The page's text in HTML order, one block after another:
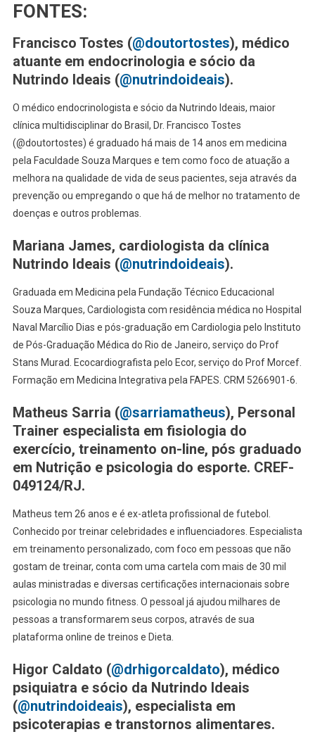
FONTES:
Francisco Tostes (@doutortostes), médico
atuante em endocrinologia e sócio da
Nutrindo Ideais (@nutrindoideais).
O médico endocrinologista e sócio da Nutrindo Ideais, maior
clínica multidisciplinar do Brasil, Dr. Francisco Tostes
(@doutortostes) é graduado há mais de 14 anos em medicina
pela Faculdade Souza Marques e tem como foco de atuação a
melhora na qualidade de vida de seus pacientes, seja através da
prevenção ou empregando o que há de melhor no tratamento de
doenças e outros problemas.
Mariana James, cardiologista da clínica
Nutrindo Ideais (@nutrindoideais).
Graduada em Medicina pela Fundação Técnico Educacional
Souza Marques, Cardiologista com residência médica no Hospital
Naval Marcílio Dias e pós-graduação em Cardiologia pelo Instituto
de Pós-Graduação Médica do Rio de Janeiro, serviço do Prof
Stans Murad. Ecocardiografista pelo Ecor, serviço do Prof Morcef.
Formação em Medicina Integrativa pela FAPES. CRM 5266901-6.
Matheus Sarria (@sarriamatheus), Personal
Trainer especialista em fisiologia do
exercício, treinamento on-line, pós graduado
em Nutrição e psicologia do esporte. CREF-
049124/RJ.
Matheus tem 26 anos e é ex-atleta profissional de futebol.
Conhecido por treinar celebridades e influenciadores. Especialista
em treinamento personalizado, com foco em pessoas que não
gostam de treinar, conta com uma cartela com mais de 30 mil
aulas ministradas e diversas certificações internacionais sobre
psicologia no mundo fitness. O pessoal já ajudou milhares de
pessoas a transformarem seus corpos, através de sua
plataforma online de treinos e Dieta.
Higor Caldato (@drhigorcaldato), médico
psiquiatra e sócio da Nutrindo Ideais
(@nutrindoideais), especialista em
psicoterapias e transtornos alimentares.